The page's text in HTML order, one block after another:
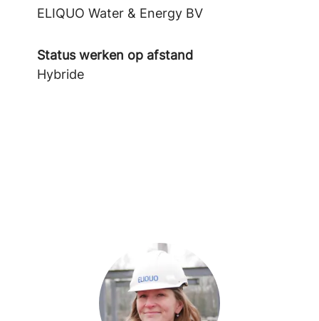
ELIQUO Water & Energy BV
Status werken op afstand
Hybride